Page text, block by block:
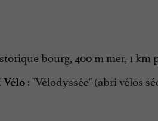
bourg, 400 m mer, 1 km
Vélo: "Vélodyssée" (abri vélos